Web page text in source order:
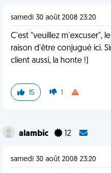
samedi 30 août 2008 23:20
C'est "veuillez m'excuser",
raison d'être conjugué ici.
client aussi, la honte !)
15 1
alambic 12
samedi 30 août 2008 23:20